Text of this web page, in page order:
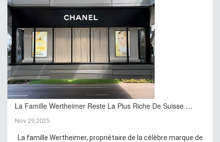
La Famille Wertheimer Reste La Plus Riche De Suisse …
Nov 29,2025
La famille Wertheimer, propriétaire de la célèbre marque de